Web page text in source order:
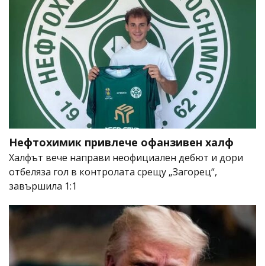
Нефтохимик привлече офанзивен халф
Халфът вече направи неофициален дебют и дори
отбеляза гол в контролата срещу „Загорец“,
завършила 1:1